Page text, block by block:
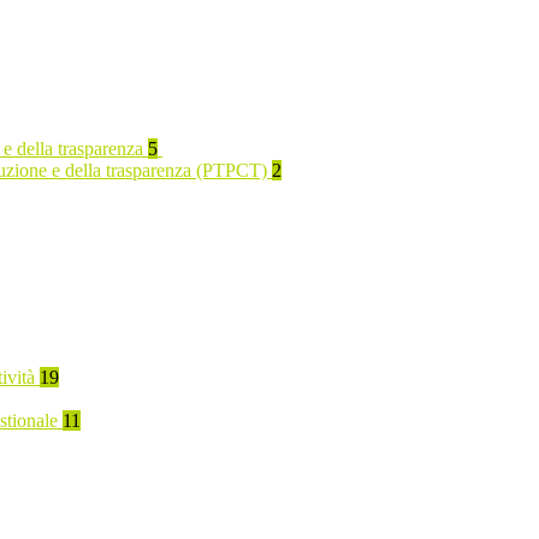
della trasparenza 5
e della trasparenza (PTPCT) 2
19
11